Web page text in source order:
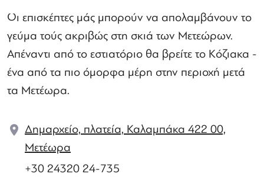
Οι επισκέπτες μάς μπορούν να απολαμβάνουν το
γεύμα τούς ακριβώς στη σκιά των Μετεώρων.
Απέναντι από το εστιατόριο θα βρείτε το Κόζιακα -
ένα από τα πιο όμορφα μέρη στην περιοχή μετά
τα Μετέωρα.
Δημαρχείο, πλατεία, Καλαμπάκα 422 00,
Μετέωρα
+30 24320 24-735